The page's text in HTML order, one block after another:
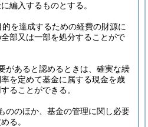
編入するものとする。
的を達成するための経費の財源に
部又は一部を処分することがで
があると認めるときは、確実な繰
を定めて基金に属する現金を歳
ることができる。
ののほか、基金の管理に関し必要
る。